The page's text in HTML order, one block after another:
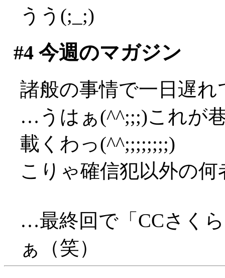
うう(;_;)
#4今週のマガジン
諸般の事情で一日遅
…うはぁ(^^;;;)これが
載くわっ(^^;;;;;;;;)
こりゃ確信犯以外の
…最終回で「CCさく
ぁ（笑）